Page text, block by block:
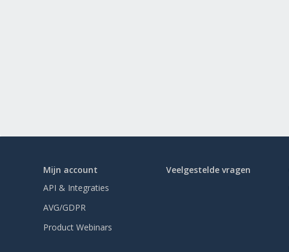
Mijn account
API & Integraties
AVG/GDPR
Product Webinars
Veelgestelde vragen